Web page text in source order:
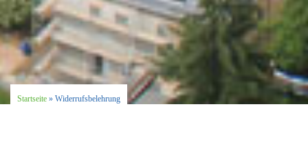
Startseite » Widerrufsbelehrung